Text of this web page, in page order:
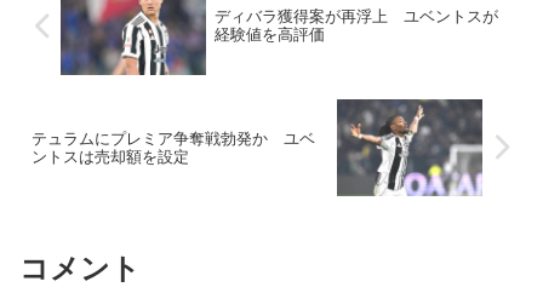
ディバラ獲得案が再浮上 ユベントスが
経験値を高評価
テュラムにプレミア争奪戦勃発か ユベ
ントスは売却額を設定
コメント